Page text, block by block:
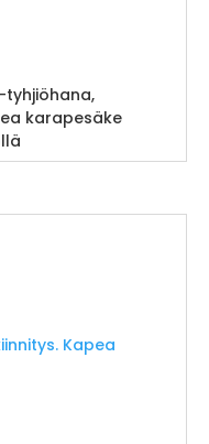
tyhjiöhana,
karapesäke